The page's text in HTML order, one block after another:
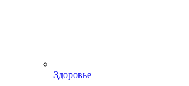
Здоровье